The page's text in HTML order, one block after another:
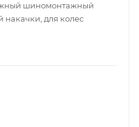
шиномонтажный
накачки, для колес